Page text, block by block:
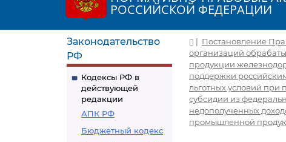
РОССИЙСКОЙ ФЕДЕРАЦИИ
Законодательство
РФ
Кодексы РФ в
действующей
редакции
АПК РФ
Бюджетный кодекс
| Постановление
организаций
продукции
поддержки
льготных условий
субсидии из
недополученных
промышленной